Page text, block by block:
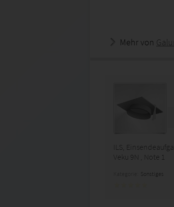
Mehr von
ILS,
Veku 9N , Note 1
Sonstiges